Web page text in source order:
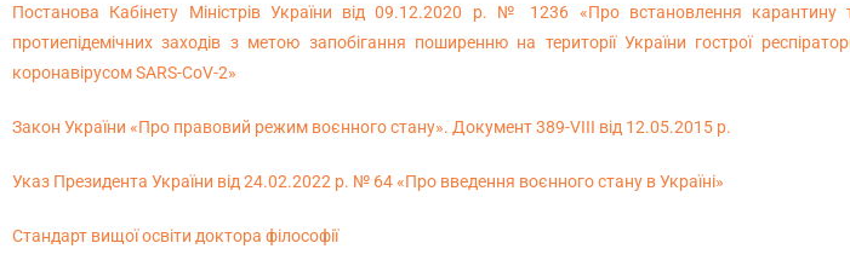
Постанова Кабінету Міністрів України від 09.12.2020 р. № 1236 «Про встановлення
протиепідемічних заходів з метою запобігання поширенню на території України гострої
коронавірусом SARS-CoV-2»
Закон України «Про правовий режим воєнного стану». Документ 389-VIII від 12.05.2015 р.
Указ Президента України від 24.02.2022 р. № 64«Про введення воєнного стану в Україні»
Стандарт вищої освіти доктора філософії